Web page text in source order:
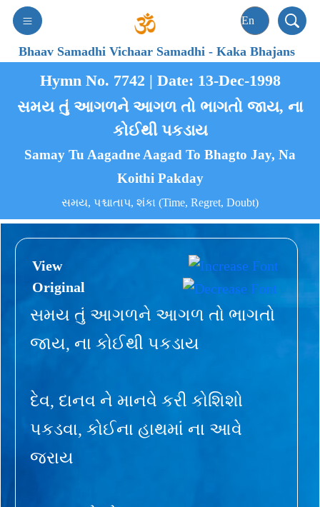
Bhaav Samadhi Vichaar Samadhi-Kaka Bhajans
Hymn No. 7742 | Date: 13-Dec-1998
સમય તું આગળને આગળ તો ભાગતો જાય, ના
કોઈથી પકડાય
Samay Tu Aagadne Aagad To Bhagto Jay, Na
Koithi Pakday
સમય, પશ્ચાતાપ, શંકા (Time, Regret, Doubt)
View
Original
સમય તું આગળને આગળ તો ભાગતો
જાય, ના કોઈથી પકડાય
દેવ, દાનવ ને માનવે કરી કોશિશો
પકડવા, કોઈના હાથમાં ના આવે
જરાય